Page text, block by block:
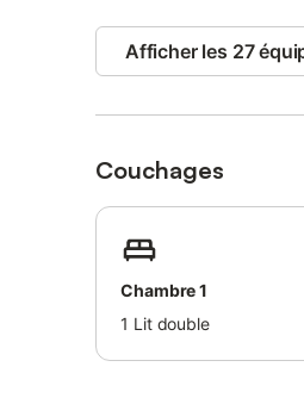
Juin 1400 €
Juillet 1800 € et 2000 €
Afficher les 27
Couchages
Chambre 1
1 Lit double